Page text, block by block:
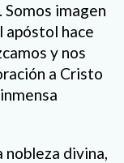
imagen
apóstol hace
y nos
a Cristo
divina,